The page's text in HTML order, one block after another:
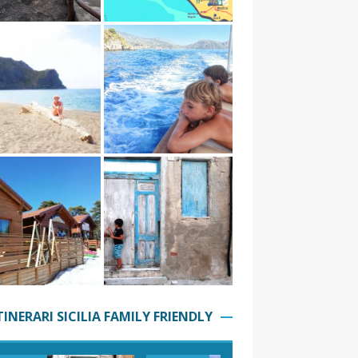
SICILIA FAMILY FRIENDLY